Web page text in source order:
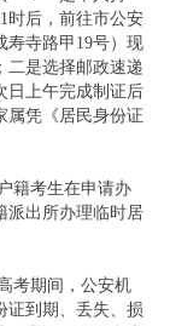
时后，前往市公安
寿寺路甲19号）现
二是选择邮政速递
日上午完成制证后
属凭《居民身份证
籍考生在申请办
派出所办理临时居
考期间，公安机
证到期、丢失、损